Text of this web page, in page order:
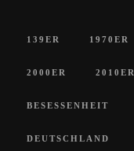
139ER 1970ER
2000ER 2010ER
BESESSENHEIT
DEUTSCHLAND